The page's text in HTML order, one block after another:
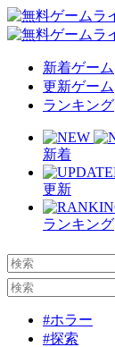
新着ゲーム
更新ゲーム
ランキング
新着
更新
ランキング
#ホラー
#探索